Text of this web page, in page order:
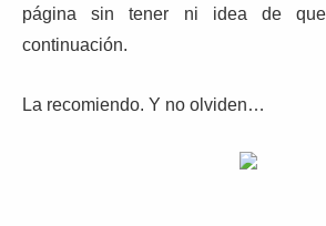
página sin tener ni idea de
continuación.
La recomiendo. Y no olviden…